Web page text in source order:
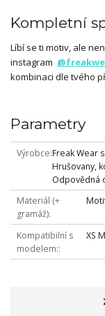
Kompletní
Líbí se ti motiv, ale
instagram
kombinaci dle tvého
Parametry
Výrobce Freak Wear
Hrušovany,
Odpovědná
Materiál (+
gramáž)
Kompatibilní s
modelem:
XS